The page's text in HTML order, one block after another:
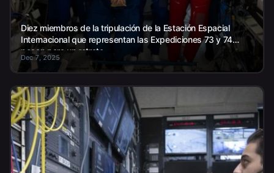
Diez miembros de la tripulación de la Estación Espacial
Internacional que representan las Expediciones 73 y 74
posan para un retrato.
Dec 7, 2025